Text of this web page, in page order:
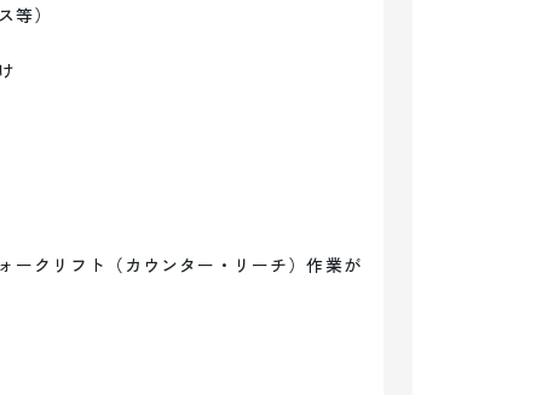
等）
クリフト（カウンター・リーチ）作業が